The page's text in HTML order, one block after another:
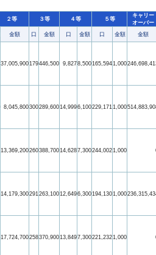
２等 ３等 ４等 ５等
キャリー
オーバー
金額 口 金額 口 金額 口 金額
金額
37,005,900179446,500 9,8278,500165,5941,000
8,045,800300289,60014,9996,100229,1711,000
13,369,200260388,70014,6287,300244,0021,000
14,179,300291263,10012,6496,300194,1301,000
17,724,700258370,90013,8497,300221,2321,000